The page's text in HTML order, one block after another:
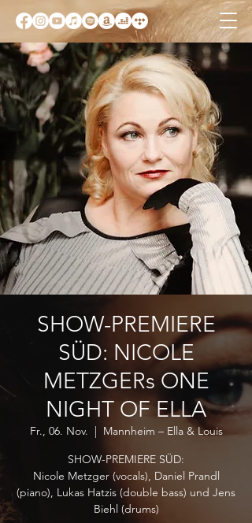
SHOW-PREMIERE
SÜD: NICOLE
METZGERs ONE
NIGHT OF ELLA
Fr., 06. Nov.
  |
Mannheim – Ella & Louis
SHOW-PREMIERE SÜD:
Nicole Metzger (vocals), Daniel Prandl
(piano), Lukas Hatzis (double bass) und Jens
Biehl (drums)